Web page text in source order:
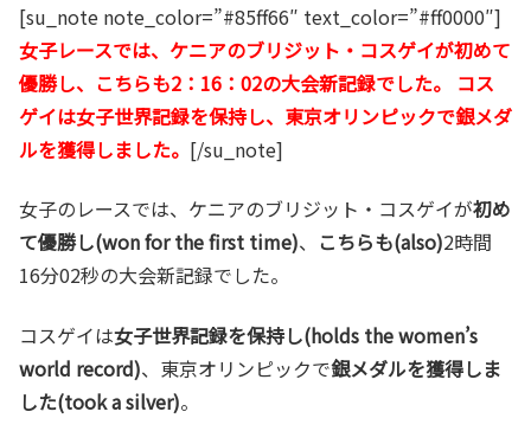
[su_note note_color=”#85ff66″ text_color=”#ff0000″]
女子レースでは、ケニアのブリジット・コスゲイが初めて
優勝し、こちらも2：16：02の大会新記録でした。 コス
ゲイは女子世界記録を保持し、東京オリンピックで銀メダ
ルを獲得しました。 [/su_note]
女子のレースでは、ケニアのブリジット・コスゲイが初め
て優勝し(won for the first time)、 こちらも(also)2時間
16分02秒の大会新記録でした。
コスゲイは女子世界記録を保持し(holds the women’s
world record)、東京オリンピックで銀メダルを獲得しま
した(took a silver)。